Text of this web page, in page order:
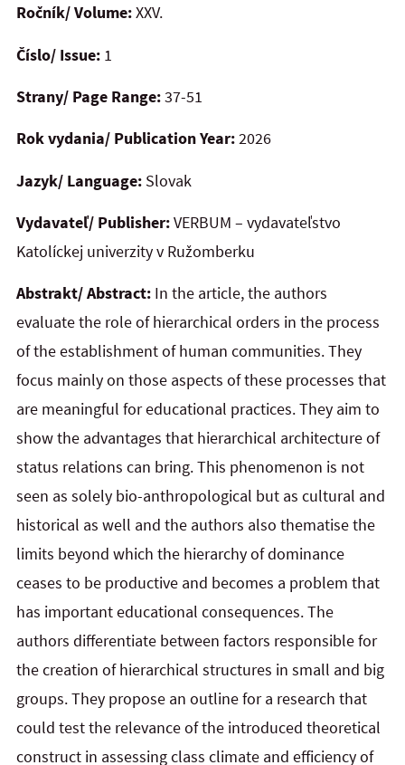
Ročník/ Volume:XXV.
Číslo/ Issue: 1
Strany/ Page Range:37-51
Rok vydania/ Publication Year:2026
Jazyk/ Language: Slovak
Vydavateľ/ Publisher:VERBUM – vydavateľstvo
Katolíckej univerzity v Ružomberku
Abstrakt/ Abstract: In the article, the authors
evaluate the role of hierarchical orders in the process
of the establishment of human communities. They
focus mainly on those aspects of these processes that
are meaningful for educational practices. They aim to
show the advantages that hierarchical architecture of
status relations can bring. This phenomenon is not
seen as solely bio-anthropological but as cultural and
historical as well and the authors also thematise the
limits beyond which the hierarchy of dominance
ceases to be productive and becomes a problem that
has important educational consequences. The
authors differentiate between factors responsible for
the creation of hierarchical structures in small and big
groups. They propose an outline for a research that
could test the relevance of the introduced theoretical
construct in assessing class climate and efficiency of